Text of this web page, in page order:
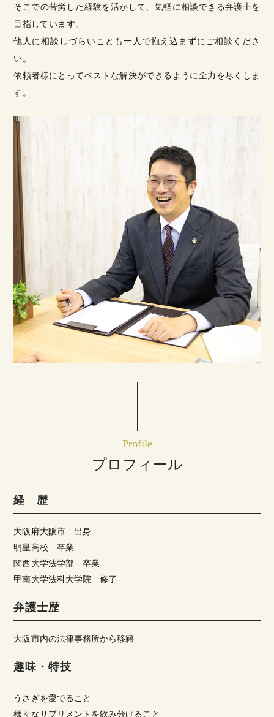
そこでの苦労した経験を活かして、気軽に相談できる弁護士を
目指しています。
他人に相談しづらいことも一人で抱え込まずにご相談くださ
い。
依頼者様にとってベストな解決ができるように全力を尽くしま
す。
Profile
プロフィール
経 歴
大阪府大阪市 出身
明星高校 卒業
関西大学法学部 卒業
甲南大学法科大学院 修了
弁護士歴
大阪市内の法律事務所から移籍
趣味・特技
うさぎを愛でること
様々なサプリメントを飲み分けること